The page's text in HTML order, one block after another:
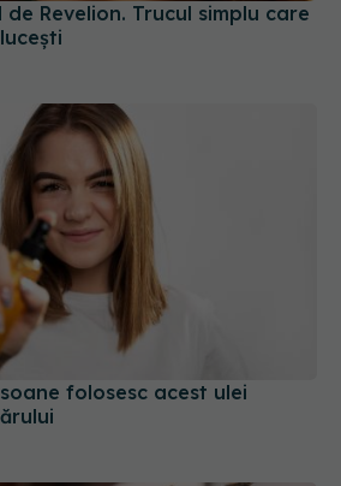
Revelion. Trucul simplu care
folosesc acest ulei